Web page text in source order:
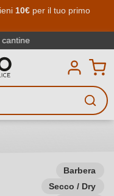
al contenuto principale
10€per il tuo primo
Barbera
Secco / Dry
del vino,
o altri